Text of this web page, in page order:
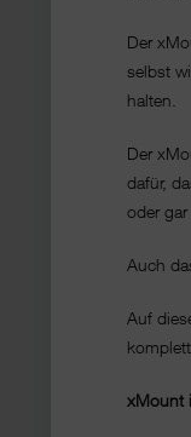
Der
selbst
halten.
Der
dafür,
oder
Auch
Auf
xMount